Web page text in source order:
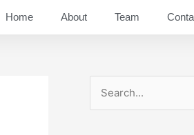
Home About Team